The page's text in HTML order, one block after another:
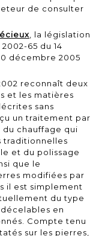
de consulter
, la législation
65 du 14
décembre 2005
reconnaît deux
et les matières
sans
un traitement par
du chauffage qui
traditionnelles
et du polissage
que le
modifiées par
il est simplement
du type
en
Compte tenu
sur les pierres,